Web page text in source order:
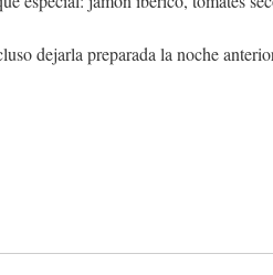
dejarla preparada la noche